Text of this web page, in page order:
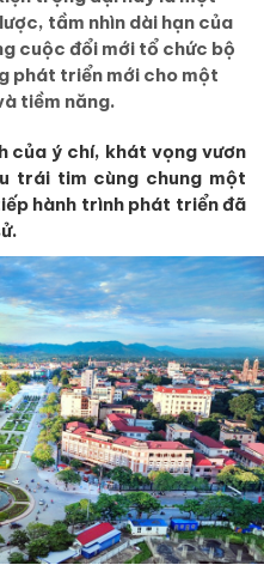
tầm nhìn dài hạn của
cuộc đổi mới tổ chức bộ
phát triển mới cho một
tiềm năng.
của ý chí, khát vọng vươn
trái tim cùng chung một
hành trình phát triển đã